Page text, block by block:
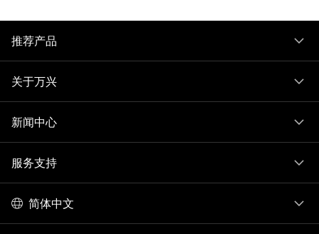
推荐产品
关于万兴
新闻中心
服务支持
简体中文